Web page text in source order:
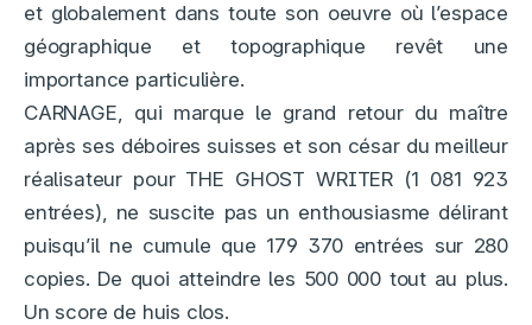
et globalement dans toute son oeuvre où l’espace
géographique et topographique revêt une
importance particulière.
CARNAGE, qui marque le grand retour du maître
après ses déboires suisses et son césar du meilleur
réalisateur pour THE GHOST WRITER (1 081 923
entrées), ne suscite pas un enthousiasme délirant
puisqu’il ne cumule que 179 370 entrées sur 280
copies. De quoi atteindre les 500 000 tout au plus.
Un score de huis clos.